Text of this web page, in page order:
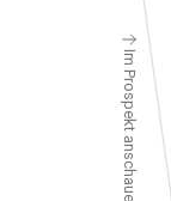
Im Prospekt anschauen